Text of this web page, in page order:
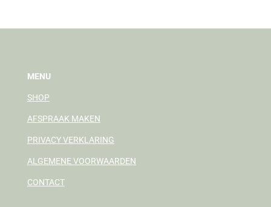
MENU
SHOP
AFSPRAAK MAKEN
PRIVACY VERKLARING
ALGEMENE VOORWAARDEN
CONTACT